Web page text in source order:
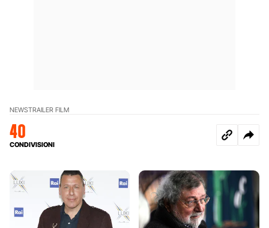
NEWSTRAILER FILM
40
CONDIVISIONI